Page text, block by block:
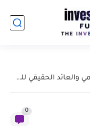
نجاحات طارق نور | من الإعلانات إلى الاستثمار الإعلامي
0